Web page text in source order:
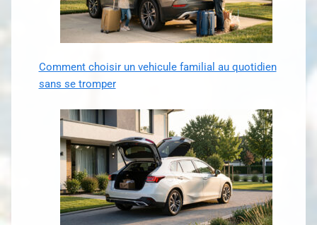
Comment choisir un vehicule familial au quotidien
sans se tromper